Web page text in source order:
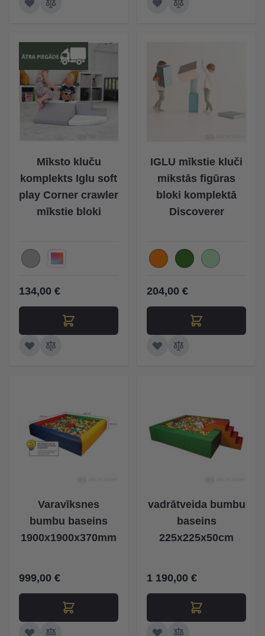
Mīksto kluču
komplekts Iglu soft
play Corner crawler
mīkstie bloki
134,00 €
IGLU mīkstie kluči
mikstās figūras
bloki komplektā
Discoverer
204,00 €
Varavīksnes
bumbu baseins
1900x1900x370mm
999,00 €
vadrātveida bumbu
baseins
225x225x50cm
1 190,00 €